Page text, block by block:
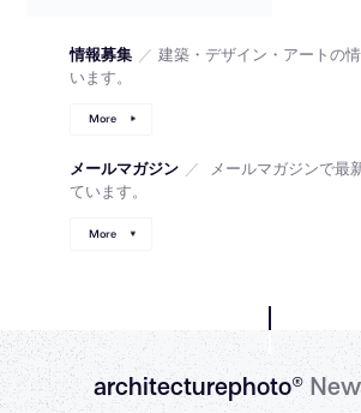
情報募集 ／ 建築・デザイン・アートの
います。
More
メールマガジン ／
メールマガジンで最
ています。
More
architecturephoto®